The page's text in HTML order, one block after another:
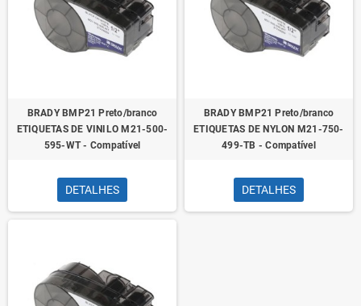
BRADY BMP21 Preto/branco
ETIQUETAS DE VINILO M21-500-
595-WT - Compatível
DETALHES
BRADY BMP21 Preto/branco
ETIQUETAS DE NYLON M21-750-
499-TB - Compatível
DETALHES